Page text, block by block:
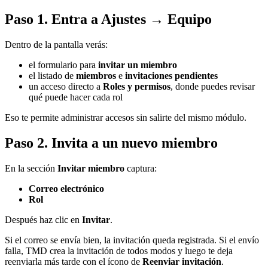
Paso 1. Entra a Ajustes → Equipo
Dentro de la pantalla verás:
el formulario para invitar un miembro
el listado de miembros e invitaciones pendientes
un acceso directo a Roles y permisos, donde puedes revisar
qué puede hacer cada rol
Eso te permite administrar accesos sin salirte del mismo módulo.
Paso 2. Invita a un nuevo miembro
En la sección Invitar miembro captura:
Correo electrónico
Rol
Después haz clic en Invitar.
Si el correo se envía bien, la invitación queda registrada. Si el envío
falla, TMD crea la invitación de todos modos y luego te deja
reenviarla más tarde con el ícono de Reenviar invitación.